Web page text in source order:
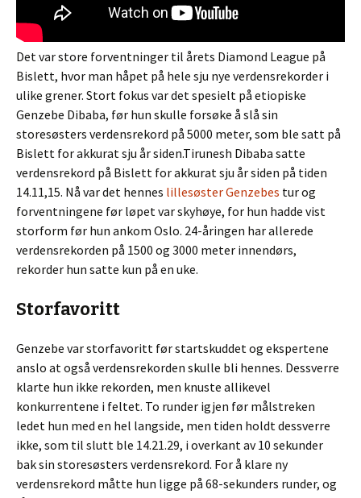
Det var store forventninger til årets Diamond League på
Bislett, hvor man håpet på hele sju nye verdensrekorder i
ulike grener. Stort fokus var det spesielt på etiopiske
Genzebe Dibaba, før hun skulle forsøke å slå sin
storesøsters verdensrekord på 5000 meter, som ble satt på
Bislett for akkurat sju år siden.Tirunesh Dibaba satte
verdensrekord på Bislett for akkurat sju år siden på tiden
14.11,15. Nå var det hennes lillesøster Genzebes tur og
forventningene før løpet var skyhøye, for hun hadde vist
storform før hun ankom Oslo. 24-åringen har allerede
verdensrekorden på 1500 og 3000 meter innendørs,
rekorder hun satte kun på en uke.
Storfavoritt
Genzebe var storfavoritt før startskuddet og ekspertene
anslo at også verdensrekorden skulle bli hennes. Dessverre
klarte hun ikke rekorden, men knuste allikevel
konkurrentene i feltet. To runder igjen før målstreken
ledet hun med en hel langside, men tiden holdt dessverre
ikke, som til slutt ble 14.21.29, i overkant av 10 sekunder
bak sin storesøsters verdensrekord. For å klare ny
verdensrekord måtte hun ligge på 68-sekunders runder, og